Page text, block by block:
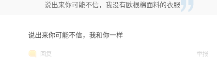
说出来你可能不信，我没有欧根棉面料的衣服
说出来你可能不信，我和你一样
回复 举报